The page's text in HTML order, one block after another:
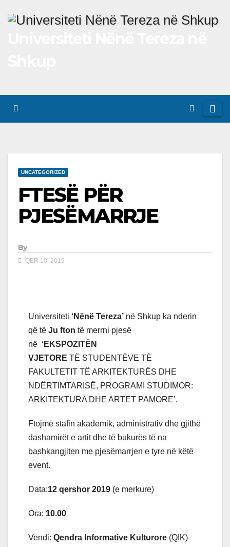
UNCATEGORIZED
FTESË PËR
PJESËMARRJE
By
QER 10, 2019
Universiteti ‘Nënë Tereza’ në Shkup ka nderin
që të Ju fton të merrni pjesë
në ‘ EKSPOZITËN
VJETORE TË STUDENTËVE TË
FAKULTETIT TË ARKITEKTURËS DHE
NDËRTIMTARISË, PROGRAMI STUDIMOR:
ARKITEKTURA DHE ARTET PAMORE’.
Ftojmë stafin akademik, administrativ dhe gjithë
dashamirët e artit dhe të bukurës të na
bashkangjiten me pjesëmarrjen e tyre në këtë
event.
Data:12 qershor 2019 (e merkure)
Ora: 10.00
Vendi: Qendra Informative Kulturore (QIK)